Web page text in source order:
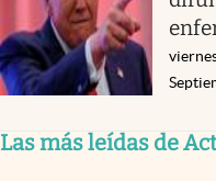
Las más leídas de